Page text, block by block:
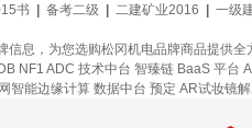
书 备考二级 二建矿业2016 一级
息，为您选购松冈机电品牌商品提供全
NF1 ADC 技术中台 智臻链 BaaS 平台
智能边缘计算 数据中台 预定 AR试妆镜